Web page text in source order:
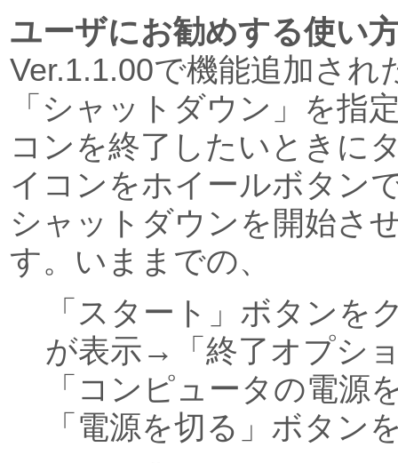
ユーザにお勧めする使い
Ver.1.1.00で機能追加さ
「シャットダウン」を指
コンを終了したいときに
イコンをホイールボタン
シャットダウンを開始さ
す。いままでの、
「スタート」ボタン
が表示→「終了オプシ
「コンピュータの電源
「電源を切る」ボタン